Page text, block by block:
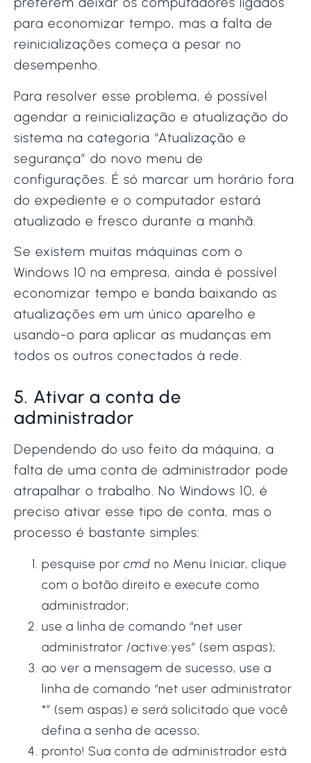
para economizar tempo, mas a falta de
reinicializações começa a pesar no
desempenho.
Para resolver esse problema, é possível
agendar a reinicialização e atualização do
sistema na categoria “Atualização e
segurança” do novo menu de
configurações. É só marcar um horário fora
do expediente e o computador estará
atualizado e fresco durante a manhã.
Se existem muitas máquinas com o
Windows 10 na empresa, ainda é possível
economizar tempo e banda baixando as
atualizações em um único aparelho e
usando-o para aplicar as mudanças em
todos os outros conectados à rede.
5. Ativar a conta de
administrador
Dependendo do uso feito da máquina, a
falta de uma conta de administrador pode
atrapalhar o trabalho. No Windows 10, é
preciso ativar esse tipo de conta, mas o
processo é bastante simples:
pesquise por cmd no Menu Iniciar, clique
com o botão direito e execute como
administrador;
use a linha de comando “net user
administrator /active:yes” (sem aspas);
ao ver a mensagem de sucesso, use a
linha de comando “net user administrator
*” (sem aspas) e será solicitado que você
defina a senha de acesso;
pronto! Sua conta de administrador está